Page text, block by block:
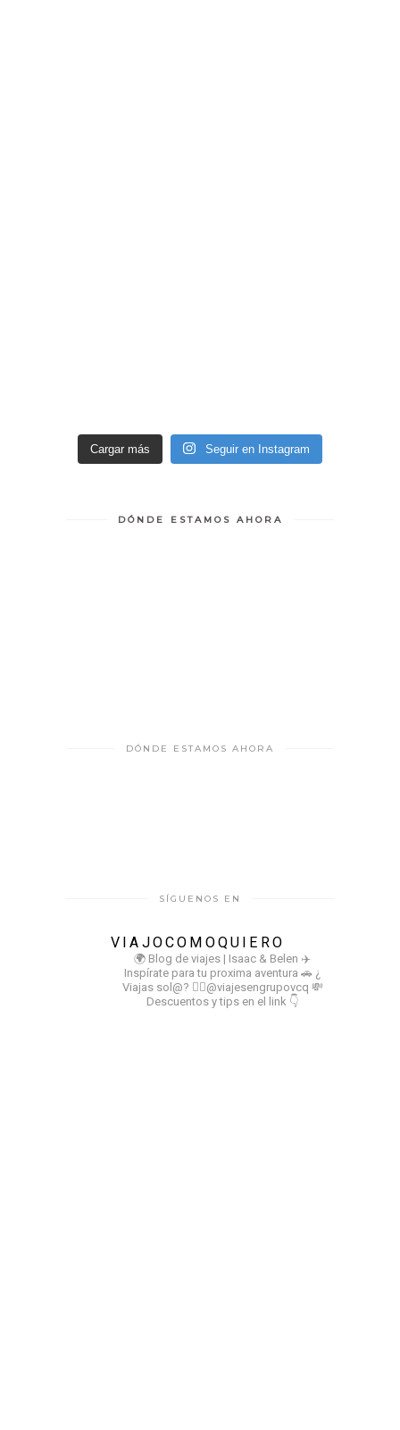
Cargar más Seguir en Instagram
DÓNDE ESTAMOS AHORA
DÓNDE ESTAMOS AHORA
SÍGUENOS EN
VIAJOCOMOQUIERO
🌍 Blog de viajes | Isaac & Belen ✈️
Inspírate para tu proxima aventura 🚗 ¿
Viajas sol@? 👉🏻@viajesengrupovcq 💸
Descuentos y tips en el link 👇